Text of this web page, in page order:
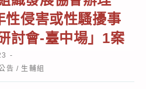
性侵害或性騷擾事
討會-臺中場」1案
告 / 生輔組